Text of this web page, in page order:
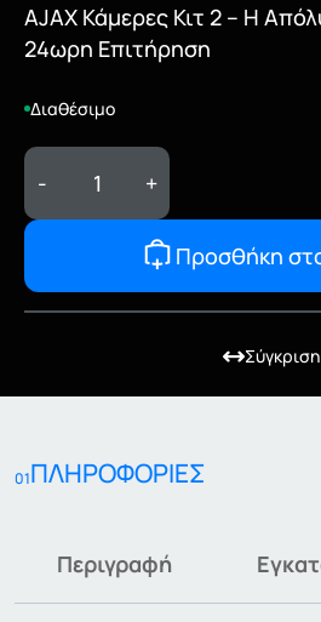
AJAX Κάμερες Κιτ 2 – Η
24ωρη Επιτήρηση
Διαθέσιμο
- +
Προσθήκη
Σύγκριση
01ΠΛΗΡΟΦΟΡΙΕΣ
Περιγραφή